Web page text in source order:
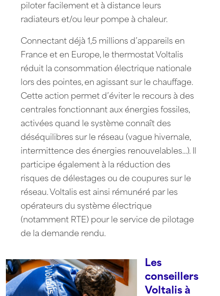
piloter facilement et à distance leurs
radiateurs et/ou leur pompe à chaleur.
Connectant déjà 1,5 millions d’appareils en
France et en Europe, le thermostat Voltalis
réduit la consommation électrique nationale
lors des pointes, en agissant sur le chauffage.
Cette action permet d’éviter le recours à des
centrales fonctionnant aux énergies fossiles,
activées quand le système connaît des
déséquilibres sur le réseau (vague hivernale,
intermittence des énergies renouvelables…). Il
participe également à la réduction des
risques de délestages ou de coupures sur le
réseau. Voltalis est ainsi rémunéré par les
opérateurs du système électrique
(notamment RTE) pour le service de pilotage
de la demande rendu.
Les
conseillers
Voltalis à